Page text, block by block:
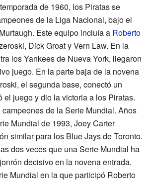
de 1960, los Piratas se
de la Liga Nacional, bajo el
Este equipo incluía a Roberto
Dick Groat y Vern Law. En la
los Yankees de Nueva York, llegaron
juego. En la parte baja de la novena
el segunda base, conectó un
el juego y dio la victoria a los Piratas.
de la Serie Mundial. Años
Mundial de 1993, Joey Carter
similar para los Blue Jays de Toronto.
dos veces que una Serie Mundial ha
decisivo en la novena entrada.
Mundial en la que participó Roberto